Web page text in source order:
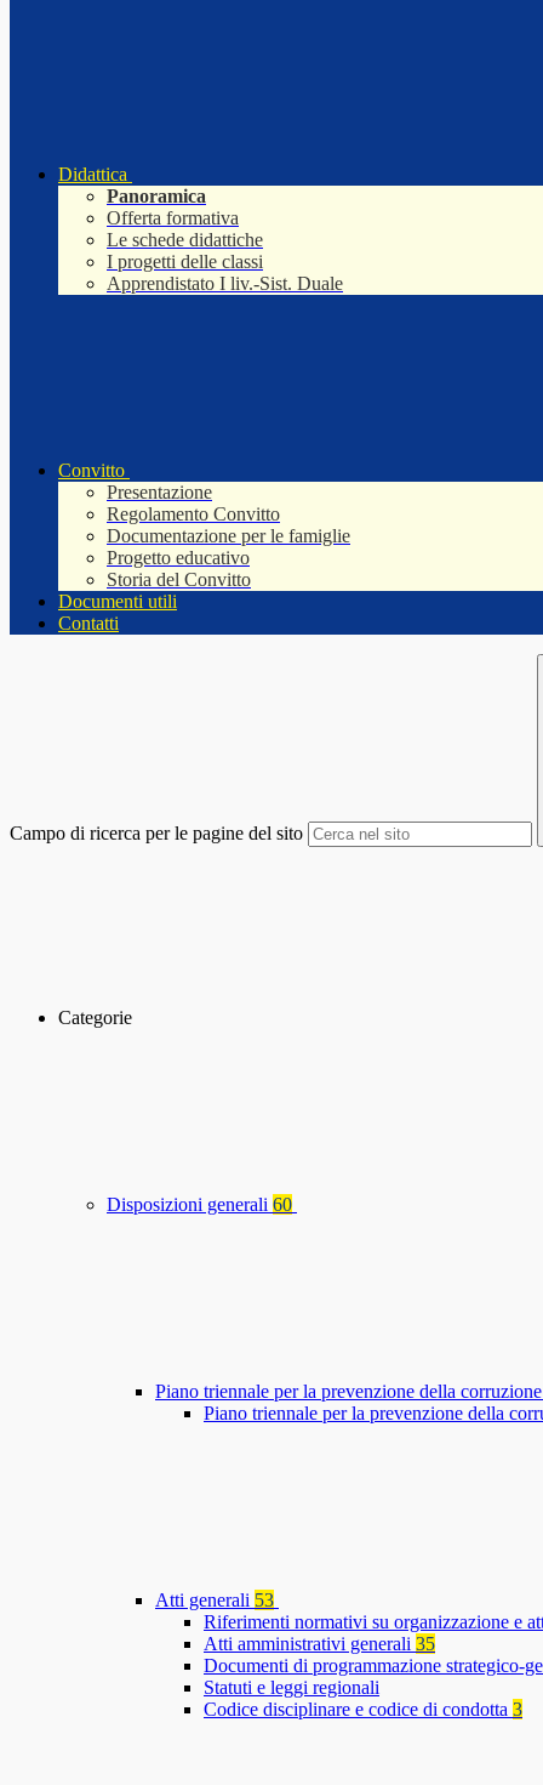
Didattica
Panoramica
Offerta formativa
Le schede didattiche
I progetti delle classi
Apprendistato I liv.-Sist. Duale
Convitto
Presentazione
Regolamento Convitto
Documentazione per le famiglie
Progetto educativo
Storia del Convitto
Documenti utili
Contatti
Campo di ricerca per le pagine del sito
Categorie
Disposizioni generali 60
Piano triennale per la prevenzione della
Piano triennale per la prevenzione della
Atti generali 53
Riferimenti normativi su organizzazione e
Atti amministrativi generali 35
Documenti di programmazione strategico-
Statuti e leggi regionali
Codice disciplinare e codice di condotta 3